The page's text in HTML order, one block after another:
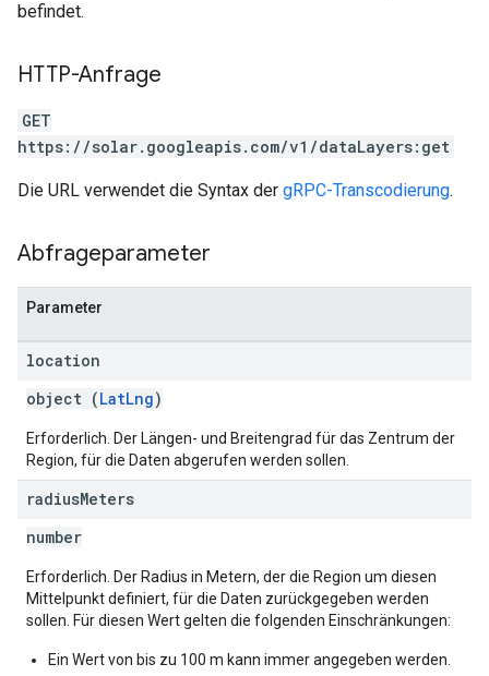
befindet.
HTTP-Anfrage
GET
https://solar.googleapis.com/v1/dataLayers:get
Die URL verwendet die Syntax der gRPC-Transcodierung.
Abfrageparameter
Parameter
location
object (LatLng)
Erforderlich. Der Längen- und Breitengrad für das Zentrum der
Region, für die Daten abgerufen werden sollen.
radiusMeters
number
Erforderlich. Der Radius in Metern, der die Region um diesen
Mittelpunkt definiert, für die Daten zurückgegeben werden
sollen. Für diesen Wert gelten die folgenden Einschränkungen:
Ein Wert von bis zu 100 m kann immer angegeben werden.